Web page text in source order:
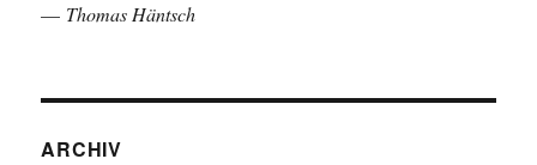
— Thomas Häntsch
ARCHIV